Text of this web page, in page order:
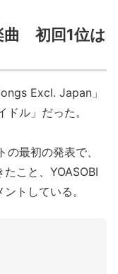
曲 初回1位は
Excl. Japan」
ル」だった。
最初の発表で、
こと、YOASOBI
トしている。